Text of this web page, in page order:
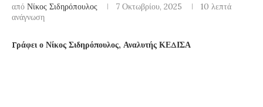
από Νίκος Σιδηρόπουλος 7 Οκτωβρίου, 2025
10 λεπτά
ανάγνωση
Γράφει ο Νίκος Σιδηρόπουλος, Αναλυτής ΚΕΔΙΣΑ